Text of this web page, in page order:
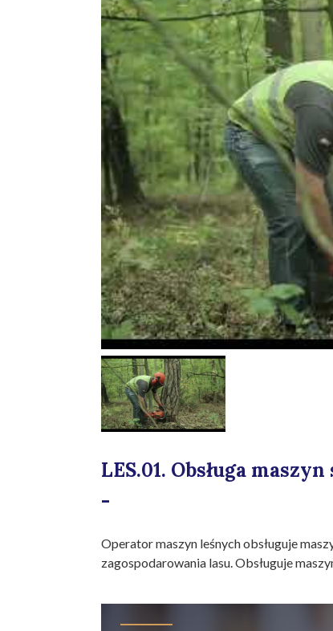
LES.01. Obsługa
-
Operator maszyn leśnych obsługuje
zagospodarowania lasu. Obsługuje